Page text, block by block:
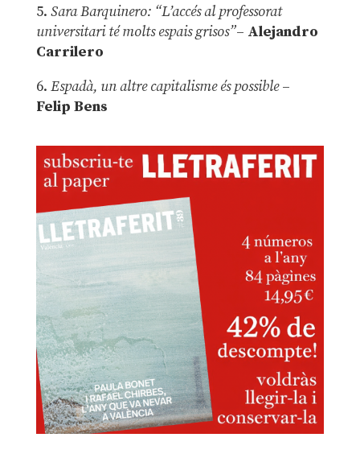
5. Sara Barquinero: “L’accés al professorat
universitari té molts espais grisos”– Alejandro
Carrilero
6. Espadà, un altre capitalisme és possible –
Felip Bens